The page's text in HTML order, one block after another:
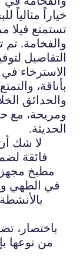
خياراً مثالياً
تستمتع فيلا
والفخامة. تم
التفاصيل
الاسترخاء
بأناقة،
والحدائق
ومريحة، مع
الحديثة.
لا شك
فائقة
مطبخ
في الطهي
باختصار،
من نوعها